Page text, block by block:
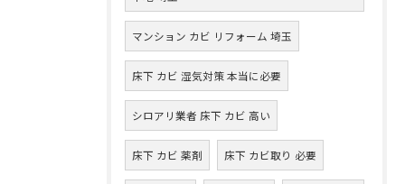
マンション カビ リフォーム 埼玉
床下 カビ 湿気対策 本当に必要
シロアリ業者 床下 カビ 高い
床下 カビ 薬剤 床下 カビ取り 必要